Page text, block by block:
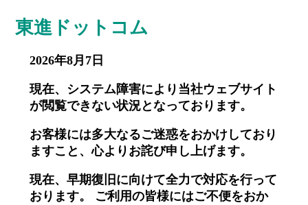
東進ドットコム
2026年8月7日
現在、システム障害により当社ウェブサイト
が閲覧できない状況となっております。
お客様には多大なるご迷惑をおかけしており
ますこと、心よりお詫び申し上げます。
現在、早期復旧に向けて全力で対応を行って
おります。 ご利用の皆様にはご不便をおか